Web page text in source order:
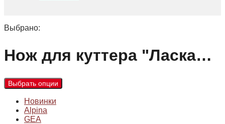
Выбрано:
Нож для куттера "Ласка…
Выбрать опции
Новинки
Alpina
GEA